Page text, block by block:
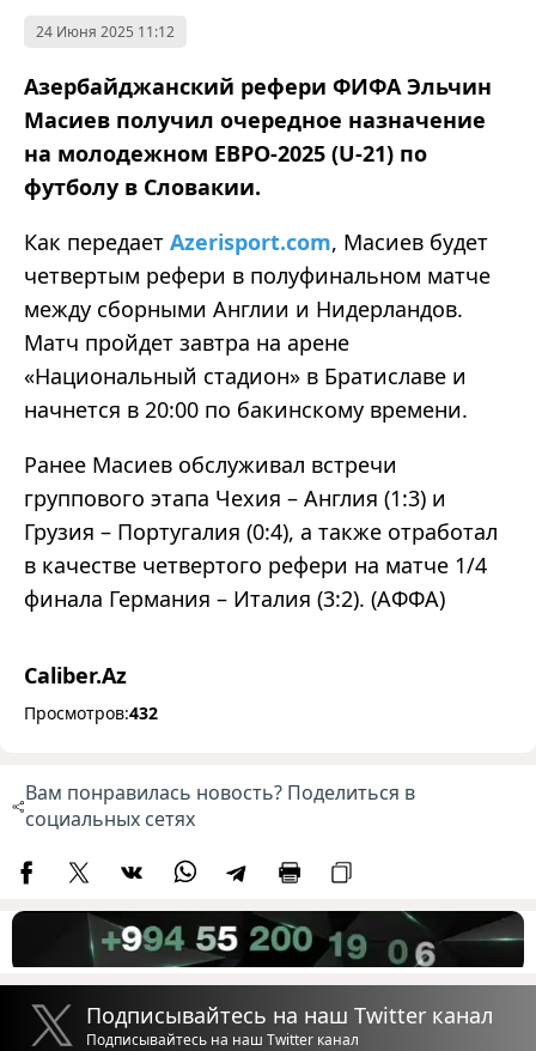
24 Июня 2025 11:12
Азербайджанский рефери ФИФА Эльчин
Масиев получил очередное назначение
на молодежном ЕВРО-2025 (U-21) по
футболу в Словакии.
Как передает Azerisport.com, Масиев будет
четвертым рефери в полуфинальном матче
между сборными Англии и Нидерландов.
Матч пройдет завтра на арене
«Национальный стадион» в Братиславе и
начнется в 20:00 по бакинскому времени.
Ранее Масиев обслуживал встречи
группового этапа Чехия – Англия (1:3) и
Грузия – Португалия (0:4), а также отработал
в качестве четвертого рефери на матче 1/4
финала Германия – Италия (3:2). (АФФА)
Caliber.Az
Просмотров:432
Вам понравилась новость? Поделиться в
социальных сетях
Подписывайтесь на наш Twitter канал
Подписывайтесь на наш Twitter канал